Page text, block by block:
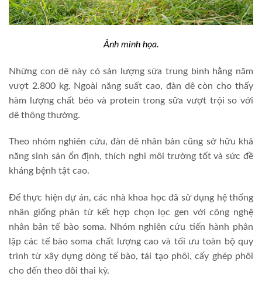
Ảnh minh họa.
Những con dê này có sản lượng sữa trung bình hằng năm
vượt 2.800 kg. Ngoài năng suất cao, đàn dê còn cho thấy
hàm lượng chất béo và protein trong sữa vượt trội so với
dê thông thường.
Theo nhóm nghiên cứu, đàn dê nhân bản cũng sở hữu khả
năng sinh sản ổn định, thích nghi môi trường tốt và sức đề
kháng bệnh tật cao.
Để thực hiện dự án, các nhà khoa học đã sử dụng hệ thống
nhân giống phân tử kết hợp chọn lọc gen với công nghệ
nhân bản tế bào soma. Nhóm nghiên cứu tiến hành phân
lập các tế bào soma chất lượng cao và tối ưu toàn bộ quy
trình từ xây dựng dòng tế bào, tái tạo phôi, cấy ghép phôi
cho đến theo dõi thai kỳ.